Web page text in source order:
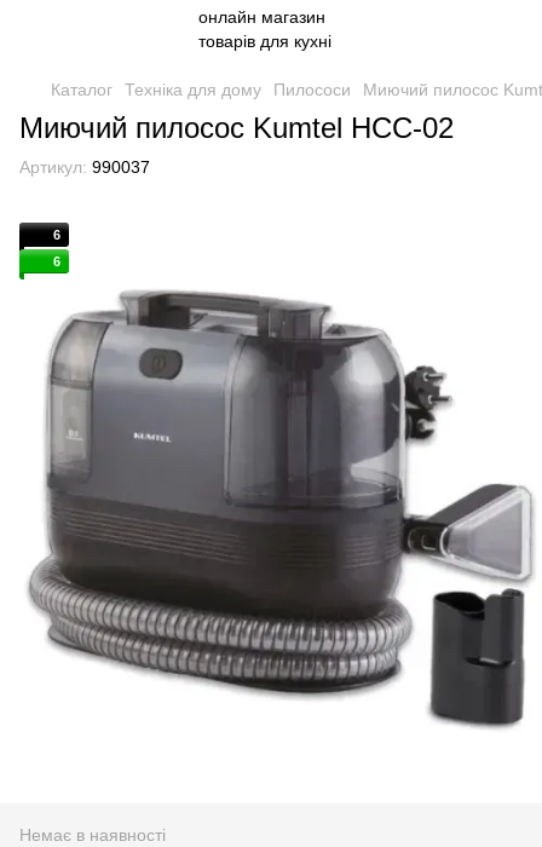
Каталог Техніка для дому Пилососи Миючий пилосос
Миючий пилосос Kumtel HCC-02
Артикул: 990037
6
6
Немає в наявності